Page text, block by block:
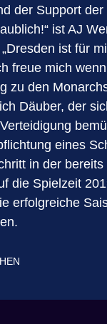
der Support
ist AJ
ist für
freue mich
zu den
Däuber, der
eines
in der bereits
die Spielzeit
erfolgreiche